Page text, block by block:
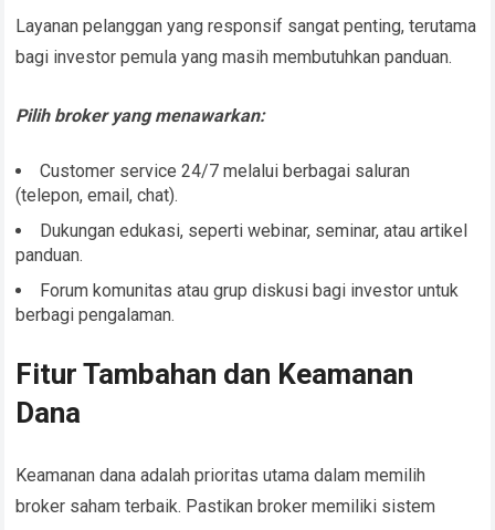
Layanan pelanggan yang responsif sangat penting, terutama
bagi investor pemula yang masih membutuhkan panduan.
Pilih broker yang menawarkan:
Customer service 24/7 melalui berbagai saluran
(telepon, email, chat).
Dukungan edukasi, seperti webinar, seminar, atau artikel
panduan.
Forum komunitas atau grup diskusi bagi investor untuk
berbagi pengalaman.
Fitur Tambahan dan Keamanan
Dana
Keamanan dana adalah prioritas utama dalam memilih
broker saham terbaik. Pastikan broker memiliki sistem